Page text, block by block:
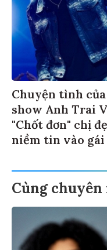
Chuyện tình
show Anh Trai
"Chốt đơn" chị
niềm tin vào
Cùng chuyên